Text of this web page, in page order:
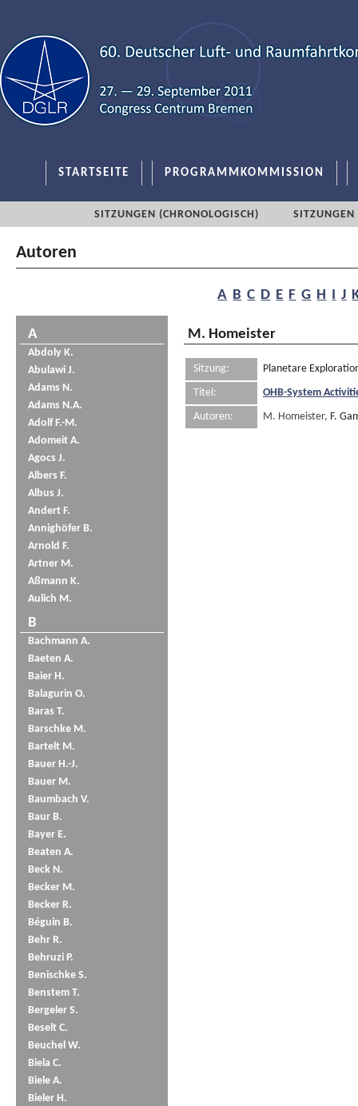
STARTSEITE PROGRAMMKOMMISSION
SITZUNGEN (CHRONOLOGISCH) SITZUNGEN
Autoren
A B C D E F G H I J
A
Abdoly K.
Abulawi J.
Adams N.
Adams N.A.
Adolf F.-M.
Adomeit A.
Agocs J.
Albers F.
Albus J.
Andert F.
Annighöfer B.
Arnold F.
Artner M.
Aßmann K.
Aulich M.
B
Bachmann A.
Baeten A.
Baier H.
Balagurin O.
Baras T.
Barschke M.
Bartelt M.
Bauer H.-J.
Bauer M.
Baumbach V.
Baur B.
Bayer E.
Beaten A.
Beck N.
Becker M.
Becker R.
Béguin B.
Behr R.
Behruzi P.
Benischke S.
Benstem T.
Bergeler S.
Beselt C.
Beuchel W.
Biela C.
Biele A.
Bieler H.
M. Homeister
Sitzung:
Planetare
Titel:
OHB-System
Autoren:
M. Homeister, F.